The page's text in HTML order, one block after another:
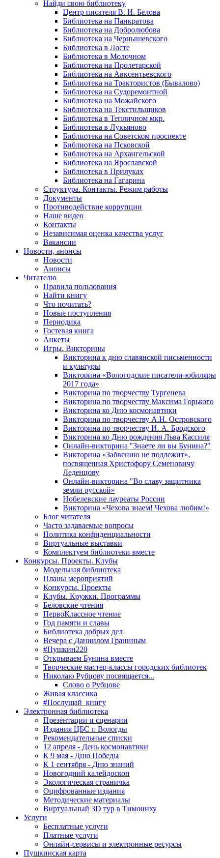
Найди свою библиотеку
Центр писателя В. И. Белова
Библиотека на Панкратова
Библиотека на Добролюбова
Библиотека на Чернышевского
Библиотека в Лосте
Библиотека в Молочном
Библиотека на Пролетарской
Библиотека на Авксентьевского
Библиотека на Трактористов (Бывалово)
Библиотека на Судоремонтной
Библиотека на Можайского
Библиотека на Текстильщиков
Библиотека в Тепличном мкр.
Библиотека в Лукьяново
Библиотека на Советском проспекте
Библиотека на Псковской
Библиотека на Архангельской
Библиотека на Ярославской
Библиотека в Прилуках
Библиотека на Гагарина
Структура. Контакты. Режим работы
Документы
Противодействие коррупции
Наше видео
Контакты
Независимая оценка качества услуг
Вакансии
Новости, анонсы
Новости
Анонсы
Читателю
Правила пользования
Найти книгу
Что почитать?
Новые поступления
Периодика
Гостевая книга
Анкеты
Игры. Викторины
Викторина к дню славянской письменности
и культуры
Викторина «Вологодские писатели-юбиляры
2017 года»
Викторина по творчеству Тургенева
Викторина по творчеству Максима Горького
Викторина ко Дню космонавтики
Викторина по творчеству А.Н. Островского
Викторина по творчеству И. А. Бродского
Викторина ко Дню рождения Льва Кассиля
Онлайн-викторина "Знаете ли вы Бунина?"
Викторина «Забвению не подлежит»,
посвященная Христофору Семеновичу
Леденцову
Онлайн-викторина "Во славу защитника
земли русской»
Нобелевские лауреаты России
Викторина «Чехова знаем! Чехова любим!»
Блог читателя
Часто задаваемые вопросы
Политика конфиденциальности
Виртуальные выставки
Комплектуем библиотеки вместе
Конкурсы. Проекты. Клубы
Модельная библиотека
Планы мероприятий
Конкурсы. Проекты
Клубы. Кружки. Программы
Беловские чтения
ПервоКлассное чтение
Год памяти и славы
Библиотека добрых дел
Вечера с Даниилом Граниным
#Пушкин220
Открываем Бунина вместе
Творческие мастер-классы городских библиотек
Николаю Рубцову посвящается...
Слово о Рубцове
Живая классика
#Послушай_книгу
Электронная библиотека
Презентации и сценарии
Издания ЦБС г. Вологды
Рекомендательные списки
12 апреля - День космонавтики
К 9 мая - Дню Победы
К 1 сентября - Дню знаний
Новогодний калейдоскоп
Экологическая страничка
Оцифрованные издания
Методические материалы
Виртуальный 3D тур в Тимониху
Услуги
Бесплатные услуги
Платные услуги
Онлайн-сервисы и электронные ресурсы
Пушкинская карта